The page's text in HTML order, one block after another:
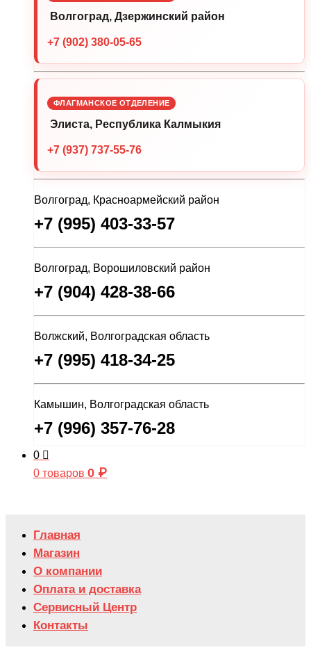
Волгоград, Дзержинский район
+7 (902) 380-05-65
ФЛАГМАНСКОЕ ОТДЕЛЕНИЕ
Элиста, Республика Калмыкия
+7 (937) 737-55-76
Волгоград, Красноармейский район
+7 (995) 403-33-57
Волгоград, Ворошиловский район
+7 (904) 428-38-66
Волжский, Волгоградская область
+7 (995) 418-34-25
Камышин, Волгоградская область
+7 (996) 357-76-28
0
0 товаров 0 ₽
Главная
Магазин
О компании
Оплата и доставка
Сервисный Центр
Контакты